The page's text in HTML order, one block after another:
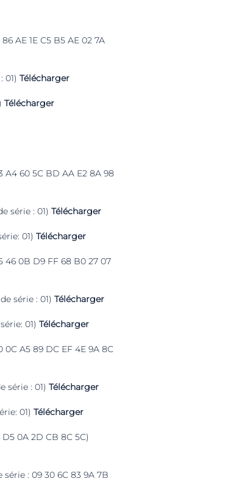
AE 1E C5 B5 AE 02 7A
01) Télécharger
Télécharger
A4 60 5C BD AA E2 8A 98
série : 01) Télécharger
01) Télécharger
46 0B D9 FF 68 B0 27 07
série : 01) Télécharger
01) Télécharger
0C A5 89 DC EF 4E 9A 8C
série : 01) Télécharger
01) Télécharger
0A 2D CB 8C 5C)
: ‎09 30 6C 83 9A 7B